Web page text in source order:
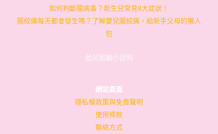
如何判斷腸病毒？新生兒常見8大症狀！
腸絞痛每天都會發生嗎？了解嬰兒腸絞痛，給新手父母的懶人
包
網站頁面
隱私權政策與免責聲明
使用條款
聯絡方式